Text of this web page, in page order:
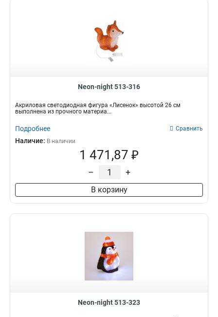
Neon-night 513-316
Акриловая светодиодная фигура «Лисенок» высотой 26 см
выполнена из прочного материа...
Подробнее Сравнить
Наличие: В наличии
1 471,87 ₽
– +
В корзину
Neon-night 513-323